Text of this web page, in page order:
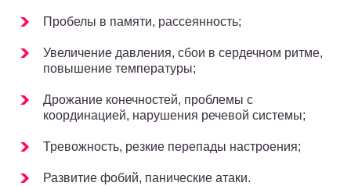
Пробелы в памяти, рассеянность;
Увеличение давления, сбои в сердечном ритме,
повышение температуры;
Дрожание конечностей, проблемы с
координацией, нарушения речевой системы;
Тревожность, резкие перепады настроения;
Развитие фобий, панические атаки.